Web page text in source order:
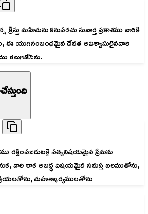
మహిమను కనుపరచు సువార్త ప్రకాశము వారికి
ఈ యుగసంబంధమైన దేవత అవిశ్వాసులైనవారి
కలుగజేసెను.
రక్షింపబడుటకై సత్యవిషయమైన ప్రేమను
వారి రాక అబద్ధ విషయమైన సమస్త బలముతోను,
మహత్కార్యములతోను